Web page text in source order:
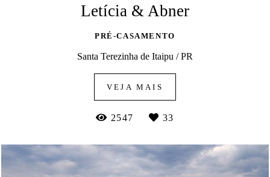
Letícia & Abner
PRÉ-CASAMENTO
Santa Terezinha de Itaipu / PR
VEJA MAIS
2547 33